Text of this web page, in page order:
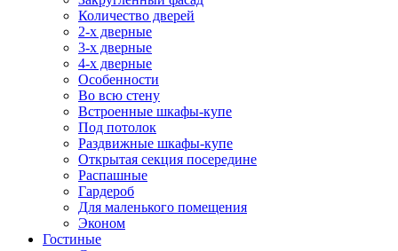
Количество дверей
2-х дверные
3-х дверные
4-х дверные
Особенности
Во всю стену
Встроенные шкафы-купе
Под потолок
Раздвижные шкафы-купе
Открытая секция посередине
Распашные
Гардероб
Для маленького помещения
Эконом
Гостиные